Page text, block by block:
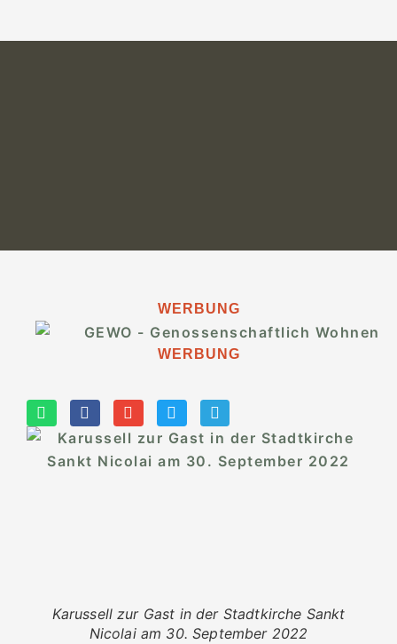
WERBUNG
WERBUNG
Karussell zur Gast in der Stadtkirche Sankt
Nicolai am 30. September 2022